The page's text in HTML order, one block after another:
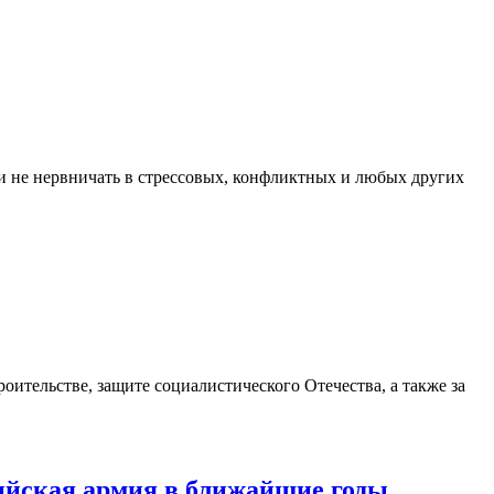
не нервничать в стрессовых, конфликтных и любых других
защите социалистического Отечества, а также за